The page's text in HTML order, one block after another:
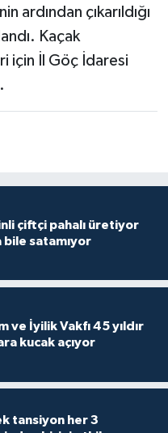
ardından çıkarıldığı
Kaçak
için İl Göç İdaresi
çiftçi pahalı üretiyor
bile satamıyor
ve İyilik Vakfı 45 yıldır
kucak açıyor
tansiyon her 3